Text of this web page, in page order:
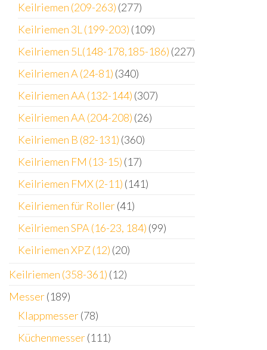
Keilriemen (209-263) (277)
Keilriemen 3L (199-203) (109)
Keilriemen 5L(148-178,185-186) (227)
Keilriemen A (24-81) (340)
Keilriemen AA (132-144) (307)
Keilriemen AA (204-208) (26)
Keilriemen B (82-131) (360)
Keilriemen FM (13-15) (17)
Keilriemen FMX (2-11) (141)
Keilriemen für Roller(41)
Keilriemen SPA (16-23, 184) (99)
Keilriemen XPZ (12) (20)
Keilriemen (358-361) (12)
Messer(189)
Klappmesser(78)
Küchenmesser(111)